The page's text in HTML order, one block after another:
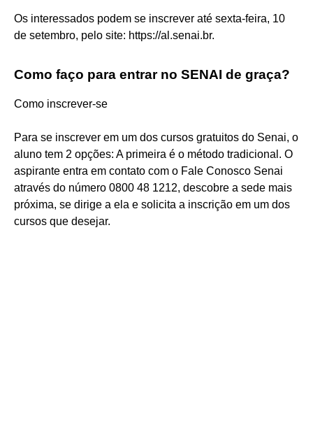
Os interessados podem se inscrever até sexta-feira, 10
de setembro, pelo site: https://al.senai.br.
Como faço para entrar no SENAI de graça?
Como inscrever-se
Para se inscrever em um dos cursos gratuitos do Senai, o
aluno tem 2 opções: A primeira é o método tradicional. O
aspirante entra em contato com o Fale Conosco Senai
através do número 0800 48 1212, descobre a sede mais
próxima, se dirige a ela e solicita a inscrição em um dos
cursos que desejar.